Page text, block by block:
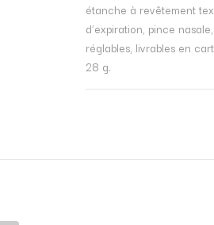
étanche à revêtement
d’expiration, pince
réglables, livrables en
28 g.